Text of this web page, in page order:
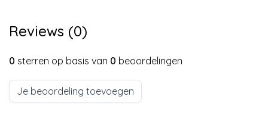
Reviews (0)
0 sterren op basis van 0 beoordelingen
Je beoordeling toevoegen